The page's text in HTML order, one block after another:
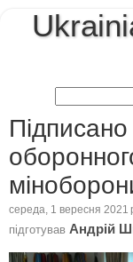
середа, 1 вересня 2021
підготував Андрій